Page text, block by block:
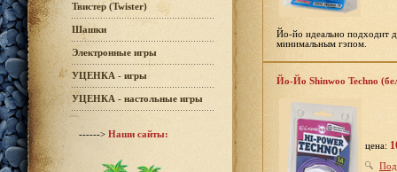
Твистер (Twister)
Шашки
Электронные игры
УЦЕНКА - игры
УЦЕНКА - настольные игры
------> Наши сайты:
Йо-йо идеально подходит
минимальным гэпом.
Йо-Йо Shinwoo Techno
цена: